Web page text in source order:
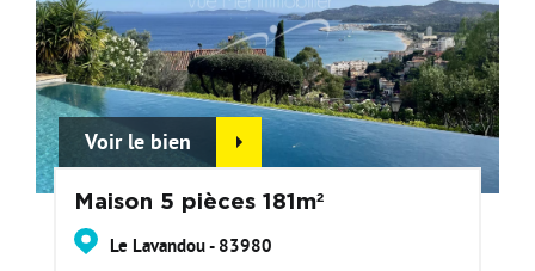
Voir le bien
Maison 5 pièces 181m²
Le Lavandou - 83980